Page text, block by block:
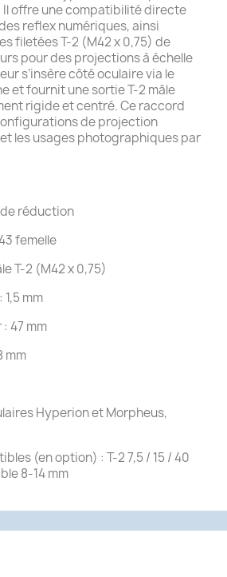
Il offre une compatibilité directe
reflex numériques, ainsi
filetées T-2 (M42 x 0,75) de
pour des projections à échelle
s’insère côté oculaire via le
et fournit une sortie T-2 mâle
rigide et centré. Ce raccord
de projection
les usages photographiques par
réduction
femelle
T-2 (M42 x 0,75)
mm
47 mm
mm
Hyperion et Morpheus,
(en option) : T-2 7,5 / 15 / 40
8-14 mm